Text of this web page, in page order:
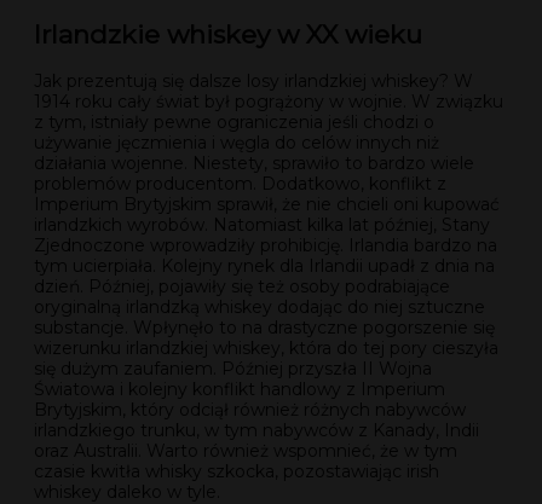
Irlandzkie whiskey w XX wieku
Jak prezentują się dalsze losy irlandzkiej whiskey? W
1914 roku cały świat był pogrążony w wojnie. W związku
z tym, istniały pewne ograniczenia jeśli chodzi o
używanie jęczmienia i węgla do celów innych niż
działania wojenne. Niestety, sprawiło to bardzo wiele
problemów producentom. Dodatkowo, konflikt z
Imperium Brytyjskim sprawił, że nie chcieli oni kupować
irlandzkich wyrobów. Natomiast kilka lat później, Stany
Zjednoczone wprowadziły prohibicję. Irlandia bardzo na
tym ucierpiała. Kolejny rynek dla Irlandii upadł z dnia na
dzień. Później, pojawiły się też osoby podrabiające
oryginalną irlandzką whiskey dodając do niej sztuczne
substancje. Wpłynęło to na drastyczne pogorszenie się
wizerunku irlandzkiej whiskey, która do tej pory cieszyła
się dużym zaufaniem. Później przyszła II Wojna
Światowa i kolejny konflikt handlowy z Imperium
Brytyjskim, który odciął również różnych nabywców
irlandzkiego trunku, w tym nabywców z Kanady, Indii
oraz Australii. Warto również wspomnieć, że w tym
czasie kwitła whisky szkocka, pozostawiając irish
whiskey daleko w tyle.